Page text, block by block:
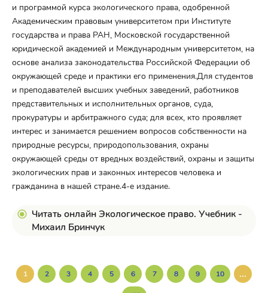
и программой курса экологического права, одобренной
Академическим правовым университетом при Институте
государства и права РАН, Московской государственной
юридической академией и Международным университетом, на
основе анализа законодательства Российской Федерации об
окружающей среде и практики его применения.Для студентов
и преподавателей высших учебных заведений, работников
представительных и исполнительных органов, суда,
прокуратуры и арбитражного суда; для всех, кто проявляет
интерес и занимается решением вопросов собственности на
природные ресурсы, природопользования, охраны
окружающей среды от вредных воздействий, охраны и защиты
экологических прав и законных интересов человека и
гражданина в нашей стране.4-е издание.
Читать онлайн Экологическое право. Учебник -
Михаил Бринчук
1 2 3 4 5 6 7 8 9 10 ...